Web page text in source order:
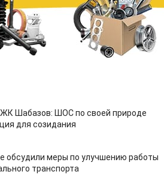
Шабазов: ШОС по своей природе
для созидания
обсудили меры по улучшению работы
транспорта